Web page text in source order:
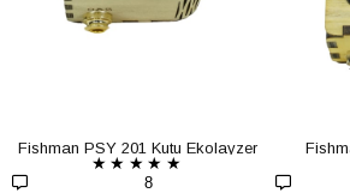
Fishman PSY 201 Kutu Ekolayzer
★ ★ ★ ★ ★
8